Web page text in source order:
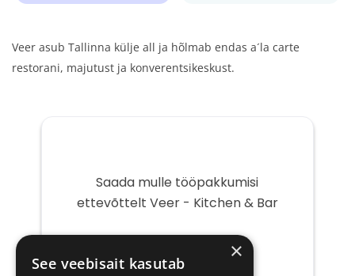
Veer asub Tallinna külje all ja hõlmab endas a´la carte
restorani, majutust ja konverentsikeskust.
Saada mulle tööpakkumisi
ettevõttelt Veer - Kitchen & Bar
post
×
See veebisait kasutab